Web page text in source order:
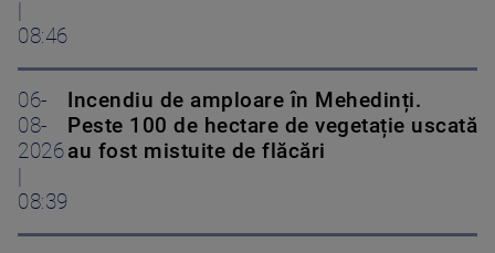
08:46
06-
08-
2026
08:39
Incendiu de amploare în Mehedinți.
Peste 100 de hectare de vegetație uscată
au fost mistuite de flăcări